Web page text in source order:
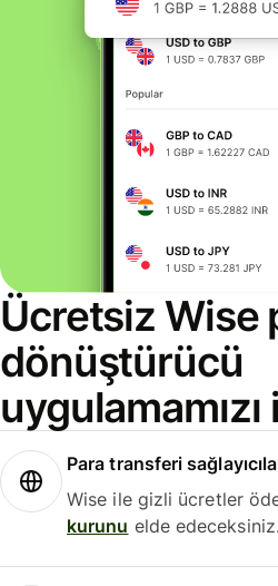
Ücretsiz Wise
dönüştürücü
Para transferi
Wise ile gizli ücretler
kurunu elde edeceksiniz.